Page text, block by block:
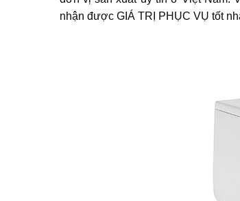
nhận được GIÁ TRỊ PHỤC VỤ tốt